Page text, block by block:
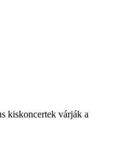
kiskoncertek várják a